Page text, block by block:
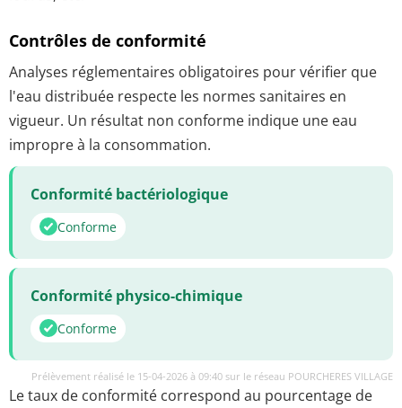
Contrôles de conformité
Analyses réglementaires obligatoires pour vérifier que
l'eau distribuée respecte les normes sanitaires en
vigueur. Un résultat non conforme indique une eau
impropre à la consommation.
Conformité bactériologique
Conforme
Conformité physico-chimique
Conforme
Prélèvement réalisé le 15-04-2026 à 09:40 sur le réseau POURCHERES VILLAGE
Le taux de conformité correspond au pourcentage de